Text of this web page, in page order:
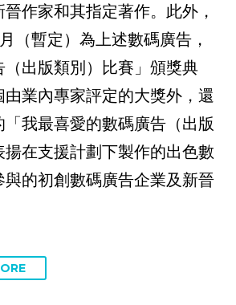
作家和其指定著作。此外，
（暫定）為上述數碼廣告，
出版類別）比賽」頒獎典
業內專家評定的大獎外，還
我最喜愛的數碼廣告（出版
在支援計劃下製作的出色數
的初創數碼廣告企業及新晉